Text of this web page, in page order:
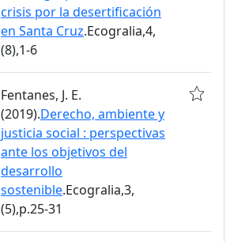
crisis por la desertificación
en Santa Cruz.Ecogralia,4,
(8),1-6
Fentanes, J. E.
(2019).Derecho, ambiente y
justicia social : perspectivas
ante los objetivos del
desarrollo
sostenible.Ecogralia,3,
(5),p.25-31